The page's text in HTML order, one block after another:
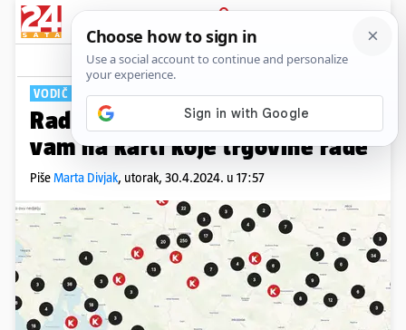
PRIJAVA
Tech Komentari
VODIČ KROZ NERADNE NEDJELJE
Radi li? Ova stranica pokazat će
vam na karti koje trgovine rade
PišeMarta Divjak, utorak, 30.4.2024. u 17:57